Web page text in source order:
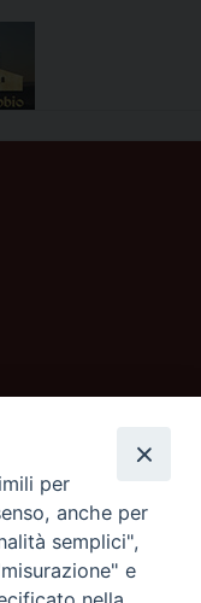
per
anche per
semplici",
e